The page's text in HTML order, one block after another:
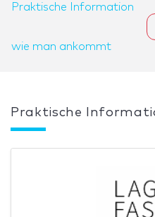
Praktische Information
wie man ankommt
Praktische